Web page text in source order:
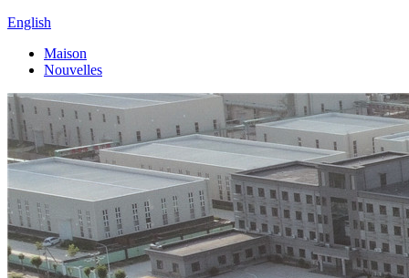
English
Maison
Nouvelles